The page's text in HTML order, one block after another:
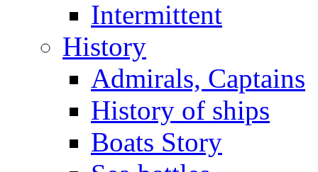
Intermittent
History
Admirals, Captains
History of ships
Boats Story